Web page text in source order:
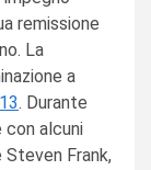
remissione
La
a
13. Durante
con alcuni
Frank,